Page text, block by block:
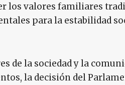
los valores familiares
para la estabilidad
de la sociedad y la
la decisión del